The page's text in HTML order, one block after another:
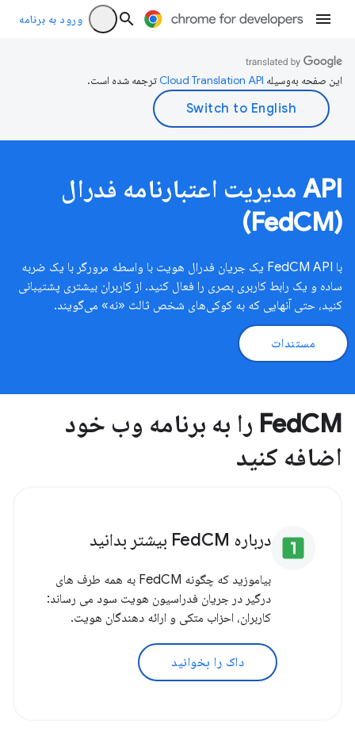
ورود به برنامه
این صفحه به‌وسیله ترجمه شده است.
API مدیریت اعتبارنامه فدرال
(FedCM)
با FedCM API یک جریان فدرال هویت با واسطه مرورگر با یک ضربه
ساده و یک رابط کاربری بصری را فعال کنید. از کاربران بیشتری پشتیبانی
کنید، حتی آنهایی که به کوکی‌های شخص ثالث «نه» می‌گویند.
مستندات
FedCM را به برنامه وب خود
اضافه کنید
looks_one درباره FedCM بیشتر بدانید
بیاموزید که چگونه FedCM به همه طرف های
درگیر در جریان فدراسیون هویت سود می رساند:
کاربران، احزاب متکی و ارائه دهندگان هویت.
داک را بخوانید